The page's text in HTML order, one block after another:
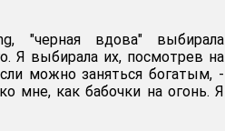
"черная вдова" выбирала
Я выбирала их, посмотрев на
можно заняться богатым, -
мне, как бабочки на огонь. Я